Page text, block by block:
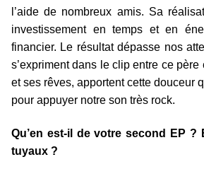
l’aide de nombreux amis. Sa
investissement en temps et en
financier. Le résultat dépasse nos
s’expriment dans le clip entre ce père
et ses rêves, apportent cette douceur
pour appuyer notre son très rock.
Qu’en est-il de votre second EP ?
tuyaux ?